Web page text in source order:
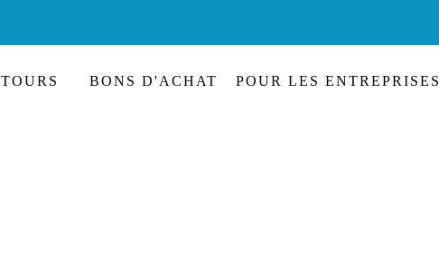
TOURS BONS D'ACHAT POUR LES ENTREPRISES